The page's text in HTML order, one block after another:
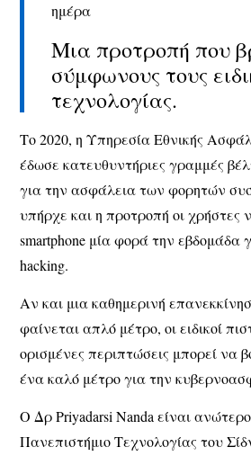
ημέρα
Μια προτροπή που
σύμφωνους τους
τεχνολογίας.
Το 2020, η Υπηρεσία Εθνικής
έδωσε κατευθυντήριες γραμμές
για την ασφάλεια των φορητών
υπήρχε και η προτροπή οι χρήστες
smartphone μία φορά την εβδομάδα
hacking.
Αν και μια καθημερινή
φαίνεται απλό μέτρο, οι ειδικοί
ορισμένες περιπτώσεις μπορεί να
ένα καλό μέτρο για την
Ο Δρ Priyadarsi Nanda είναι
Πανεπιστήμιο Τεχνολογίας του